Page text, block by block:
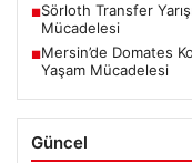
■Sörloth Transfer
Mücadelesi
■Mersin’de Domates
Yaşam Mücadelesi
Güncel